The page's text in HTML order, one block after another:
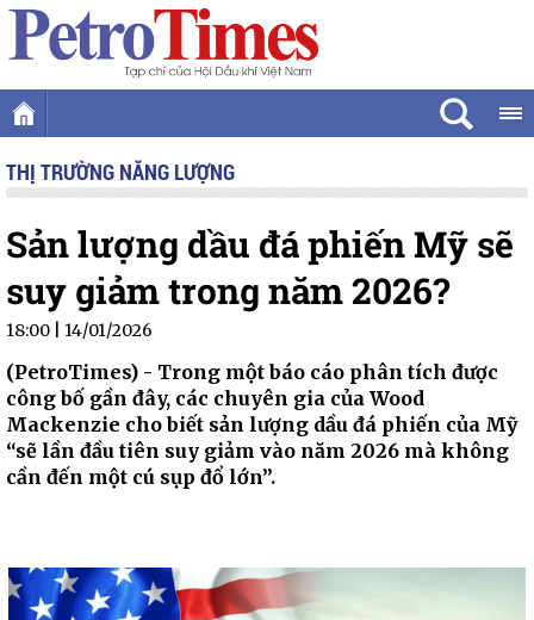
THỊ TRƯỜNG NĂNG LƯỢNG
Sản lượng dầu đá phiến Mỹ sẽ
suy giảm trong năm 2026?
18:00 | 14/01/2026
(PetroTimes) - Trong một báo cáo phân tích được
công bố gần đây, các chuyên gia của Wood
Mackenzie cho biết sản lượng dầu đá phiến của Mỹ
“sẽ lần đầu tiên suy giảm vào năm 2026 mà không
cần đến một cú sụp đổ lớn”.